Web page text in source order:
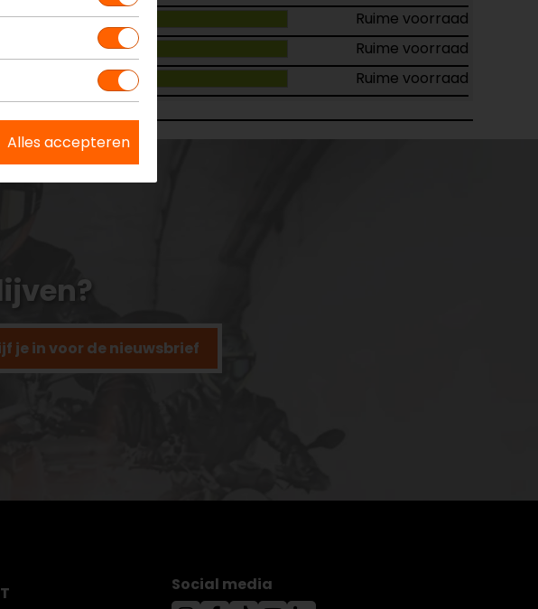
Ruime voorraad
Ruime voorraad
Ruime voorraad
je in voor de nieuwsbrief
Alles accepteren
Social media